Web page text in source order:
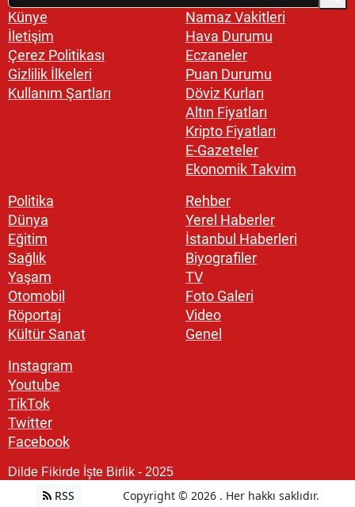
Künye
İletişim
Çerez Politikası
Gizlilik İlkeleri
Kullanım Şartları
Namaz Vakitleri
Hava Durumu
Eczaneler
Puan Durumu
Döviz Kurları
Altın Fiyatları
Kripto Fiyatları
E-Gazeteler
Ekonomik Takvim
Politika
Dünya
Eğitim
Sağlık
Yaşam
Otomobil
Röportaj
Kültür Sanat
Rehber
Yerel Haberler
İstanbul Haberleri
Biyografiler
TV
Foto Galeri
Video
Genel
Instagram
Youtube
TikTok
Twitter
Facebook
Dilde Fikirde İşte Birlik - 2025
RSS Copyright © 2026 . Her hakkı saklıdır.